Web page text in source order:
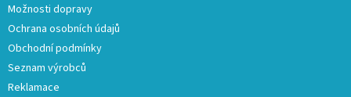
Možnosti dopravy
Ochrana osobních údajů
Obchodní podmínky
Seznam výrobců
Reklamace